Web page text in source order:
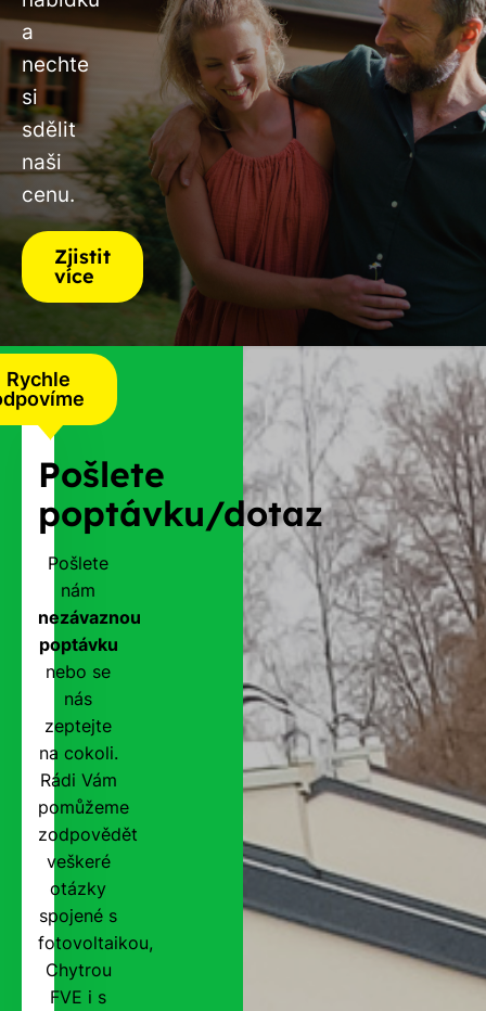
a
nechte
si
sdělit
naši
cenu.
Zjistit
více
Rychle
Pošlete
poptávku/dotaz
Pošlete
nám
nezávaznou
poptávku
nebo se
nás
zeptejte
na cokoli.
Rádi Vám
pomůžeme
zodpovědět
veškeré
otázky
spojené s
fotovoltaikou,
Chytrou
FVE i s